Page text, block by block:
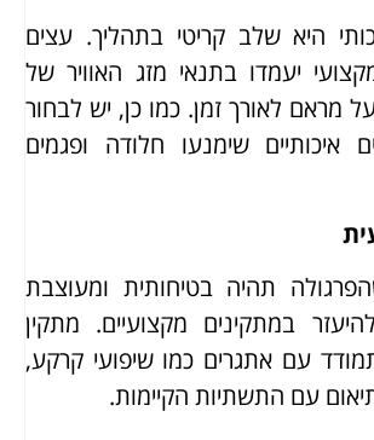
היא שלב קריטי בתהליך. עצים
יעמדו בתנאי מזג האוויר של
מראם לאורך זמן. כמו כן, יש לבחור
איכותיים שימנעו חלודה ופגמים
תהיה בטיחותית ומעוצבת
במתקינים מקצועיים. מתקין
עם אתגרים כמו שיפועי קרקע,
עם התשתיות הקיימות.